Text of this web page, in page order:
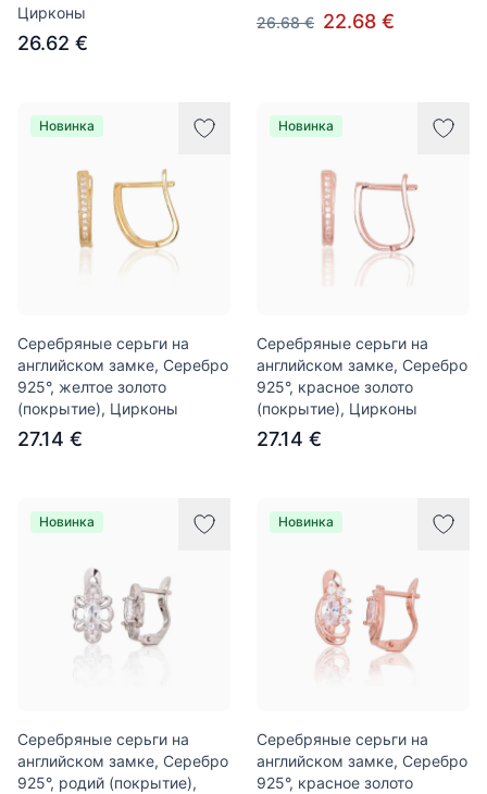
Цирконы
26.62 €
26.68 € 22.68 €
Новинка
Серебряные серьги на
английском замке, Серебро
925°, желтое золото
(покрытие), Цирконы
27.14 €
Новинка
Серебряные серьги на
английском замке, Серебро
925°, красное золото
(покрытие), Цирконы
27.14 €
Новинка
Серебряные серьги на
английском замке, Серебро
925°, родий (покрытие),
Новинка
Серебряные серьги на
английском замке, Серебро
925°, красное золото